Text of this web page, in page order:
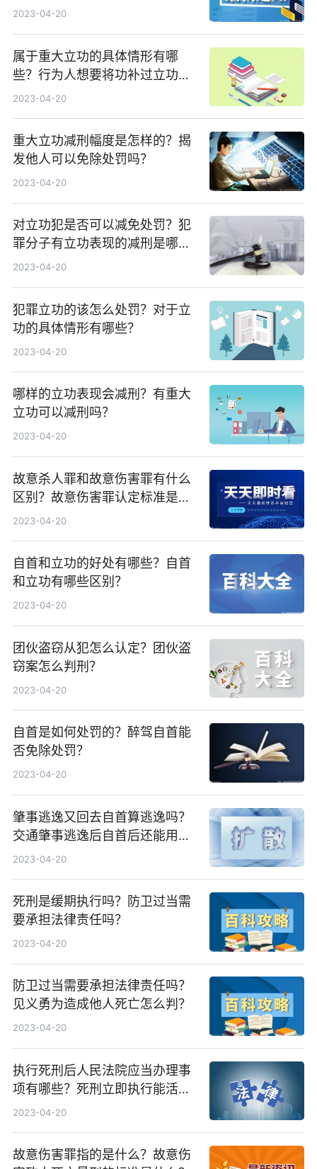
区别？
2023-04-20
属于重大立功的具体情形有哪
些？行为人想要将功补过立功的
应该怎么做？
2023-04-20
重大立功减刑幅度是怎样的？揭
发他人可以免除处罚吗？
2023-04-20
对立功犯是否可以减免处罚？犯
罪分子有立功表现的减刑是哪个
机关认定？
2023-04-20
犯罪立功的该怎么处罚？对于立
功的具体情形有哪些？
2023-04-20
哪样的立功表现会减刑？有重大
立功可以减刑吗？
2023-04-20
故意杀人罪和故意伤害罪有什么
区别？故意伤害罪认定标准是什
么？
2023-04-20
自首和立功的好处有哪些？自首
和立功有哪些区别？
2023-04-20
团伙盗窃从犯怎么认定？团伙盗
窃案怎么判刑？
2023-04-20
自首是如何处罚的？醉驾自首能
否免除处罚？
2023-04-20
肇事逃逸又回去自首算逃逸吗？
交通肇事逃逸后自首后还能用商
业险吗？
2023-04-20
死刑是缓期执行吗？防卫过当需
要承担法律责任吗？
2023-04-20
防卫过当需要承担法律责任吗？
见义勇为造成他人死亡怎么判？
2023-04-20
执行死刑后人民法院应当办理事
项有哪些？死刑立即执行能活几
天？
2023-04-20
故意伤害罪指的是什么？故意伤